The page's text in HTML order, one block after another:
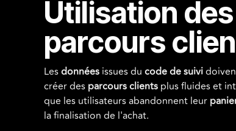
Utilisation
parcours
Lesdonnées issues du code de suivi
créer des parcours clients plus fluides et
que les utilisateurs abandonnent leur
la finalisation de l'achat.